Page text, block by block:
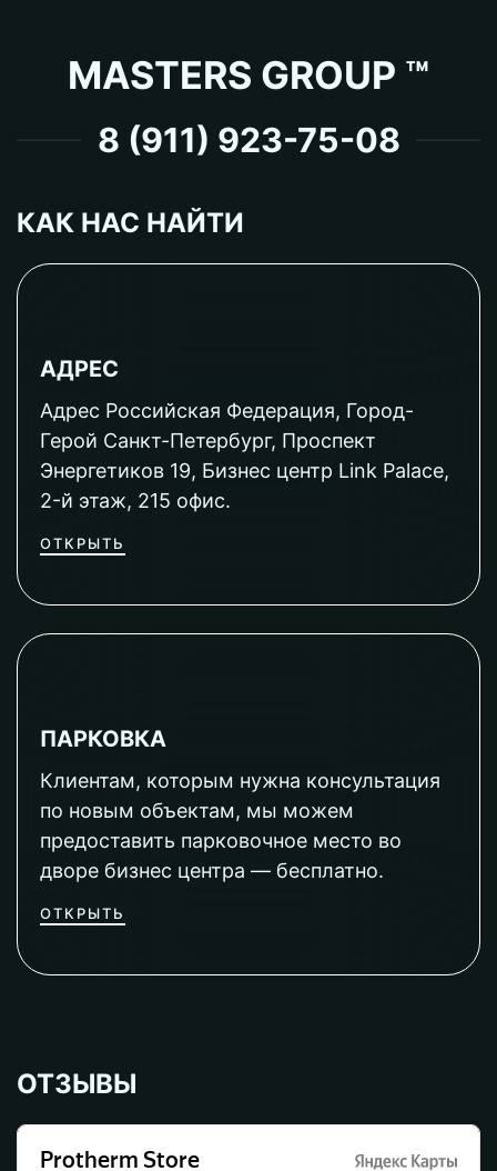
MASTERS GROUP ™
8 (911) 923-75-08
КАК НАС НАЙТИ
АДРЕС
Адрес Российская Федерация, Город-
Герой Санкт-Петербург, Проспект
Энергетиков 19, Бизнес центр Link Palace,
2-й этаж, 215 офис.
ОТКРЫТЬ
ПАРКОВКА
Клиентам, которым нужна консультация
по новым объектам, мы можем
предоставить парковочное место во
дворе бизнес центра — бесплатно.
ОТКРЫТЬ
ОТЗЫВЫ